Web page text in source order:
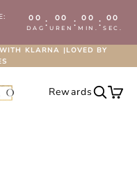
00
DAG : 00
UREN : 00
MIN. : 00
SEC.
KLARNA |LOVED BY
RewardsZoeken